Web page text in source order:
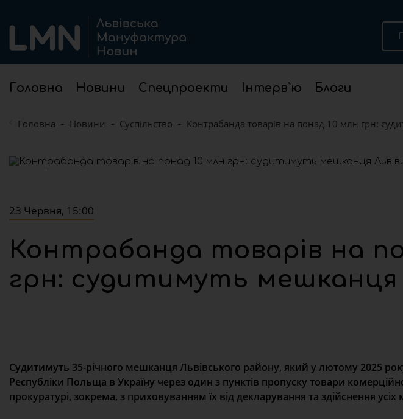
Головна Новини Спецпроекти Інтерв`ю Блоги
Головна Новини Суспільство Контрабанда товарів на понад 10 млн грн:
23 Червня, 15:00
Контрабанда товарів на
грн: судитимуть мешканця
Судитимуть 35-річного мешканця Львівського району, який у лютому 2025
Республіки Польща в Україну через один з пунктів пропуску товари
прокуратурі, зокрема, з приховуванням їх від декларування та здійснення